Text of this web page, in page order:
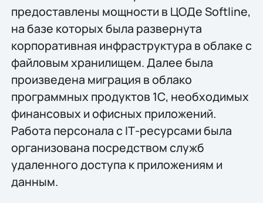
предоставлены мощности в ЦОДе Softline,
на базе которых была развернута
корпоративная инфраструктура в облаке с
файловым хранилищем. Далее была
произведена миграция в облако
программных продуктов 1С, необходимых
финансовых и офисных приложений.
Работа персонала с IТ-ресурсами была
организована посредством служб
удаленного доступа к приложениям и
данным.